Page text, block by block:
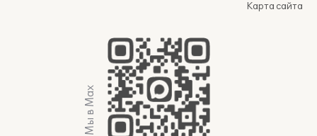
Карта сайта
Мы в Max